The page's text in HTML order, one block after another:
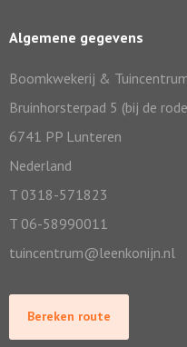
Algemene gegevens
Boomkwekerij &
Bruinhorsterpad 5 (bij de
6741 PP Lunteren
Nederland
T 0318-571823
T 06-58990011
tuincentrum@leenkonijn.nl
Bereken route